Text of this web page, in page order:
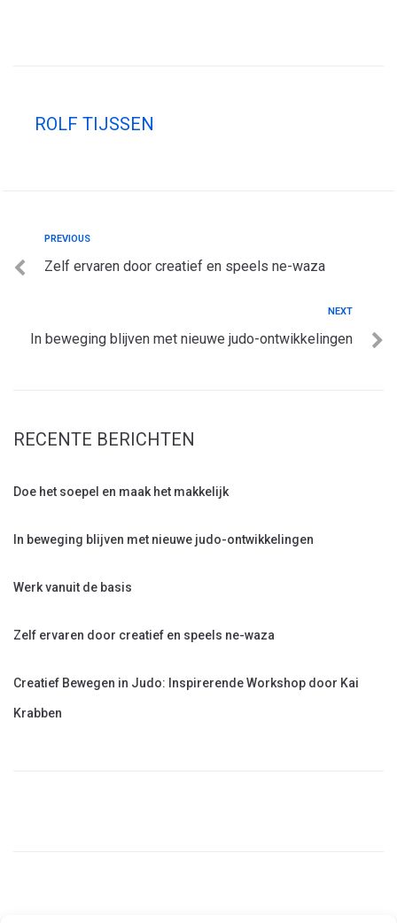
ROLF TIJSSEN
PREVIOUS
Zelf ervaren door creatief en speels ne-waza
NEXT
In beweging blijven met nieuwe judo-ontwikkelingen
RECENTE BERICHTEN
Doe het soepel en maak het makkelijk
In beweging blijven met nieuwe judo-ontwikkelingen
Werk vanuit de basis
Zelf ervaren door creatief en speels ne-waza
Creatief Bewegen in Judo: Inspirerende Workshop door Kai
Krabben